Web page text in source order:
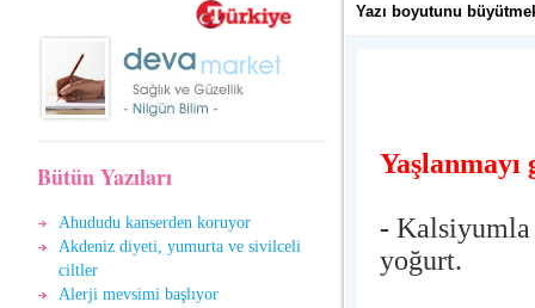
Bütün Yazıları
Ahududu kanserden koruyor
Akdeniz diyeti, yumurta ve sivilceli
ciltler
Alerji mevsimi başlıyor
Yazı boyutunu
-Kalsiyumla
yoğurt.